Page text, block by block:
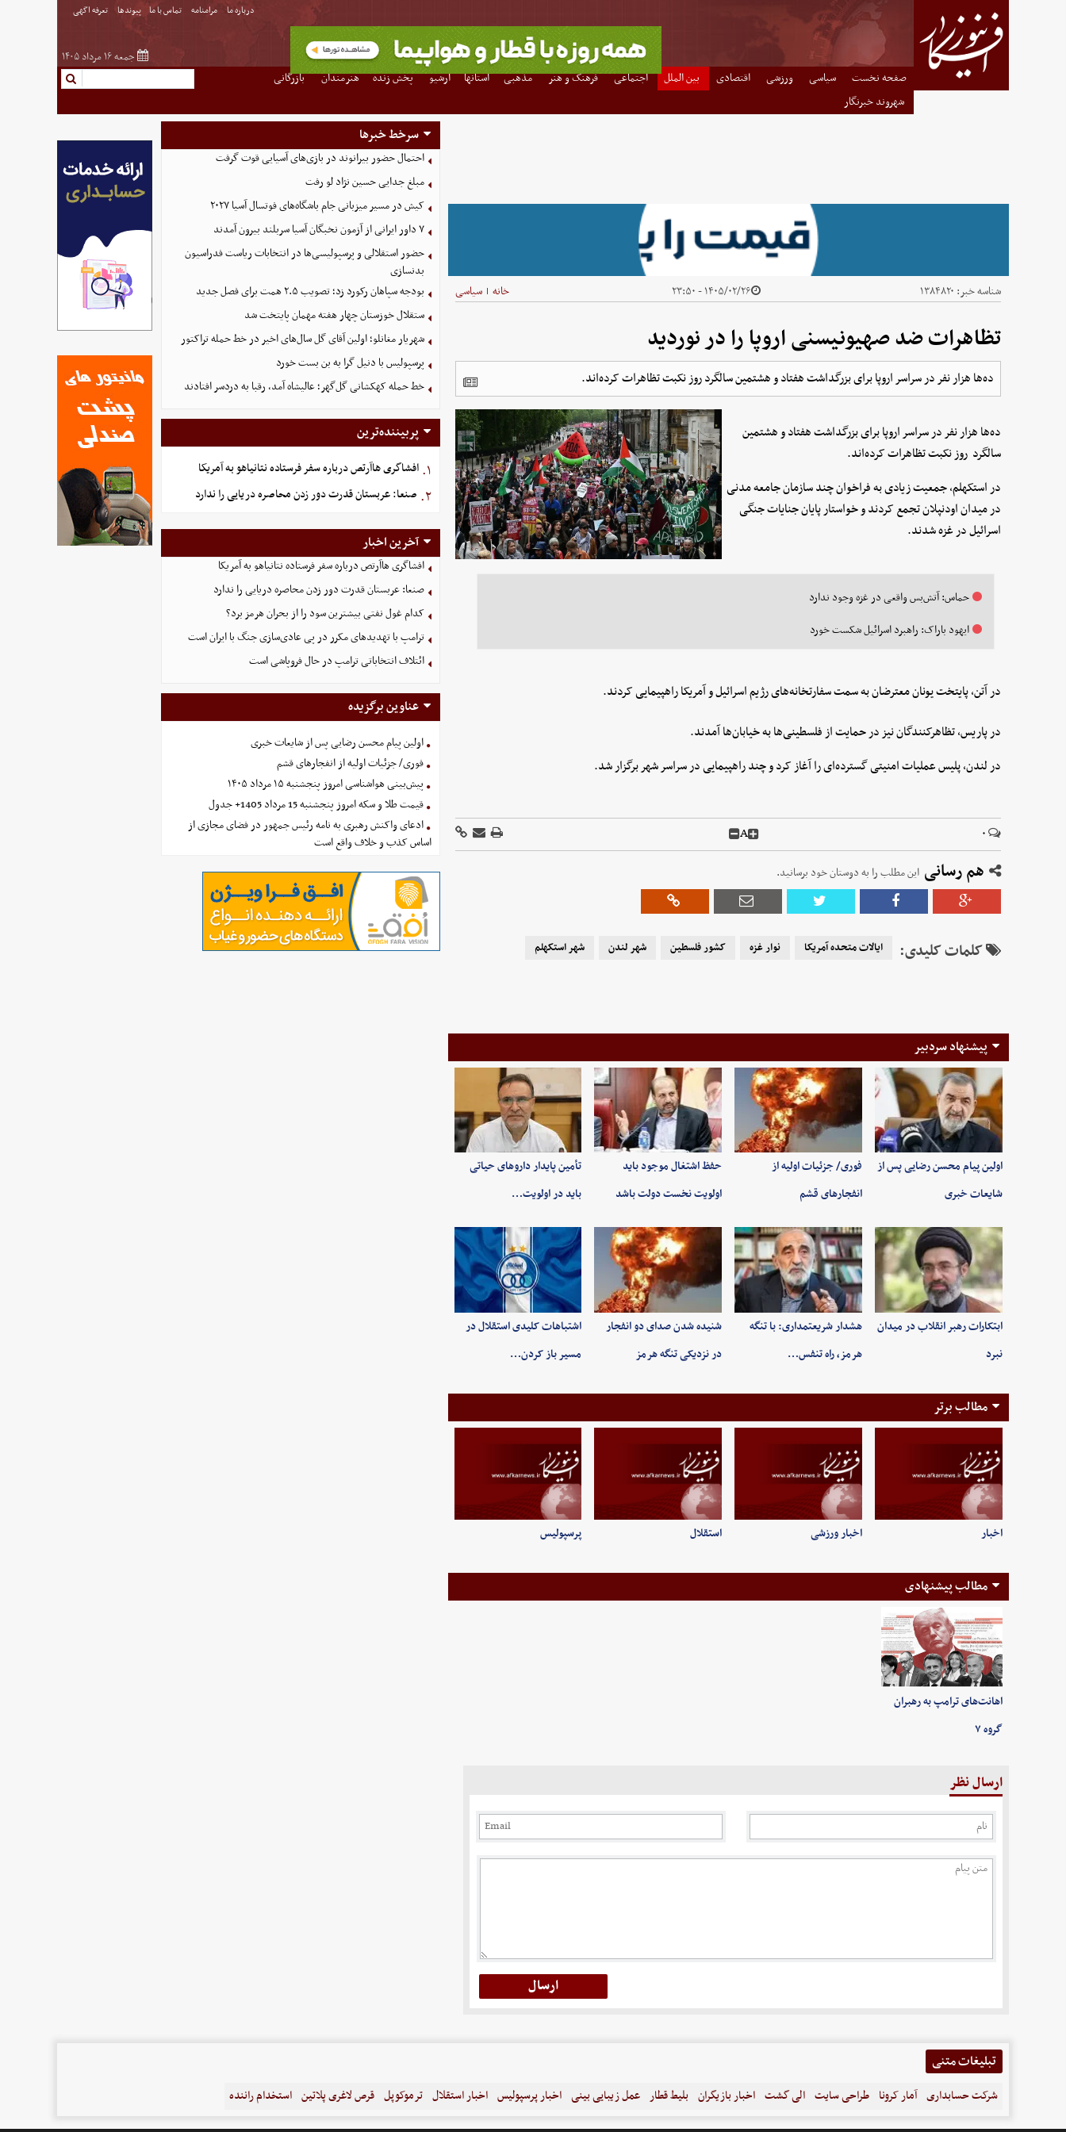
درباره ما مرامنامه تماس با ما پیوندها تعرفه اگهی
جمعه ۱۶ مرداد ۱۴۰۵
صفحه نخست سیاسی ورزشی اقتصادی بین الملل اجتماعی فرهنگ و هنر مذهبی استانها آرشیو پخش زنده هنرمندان
بازرگانی
شهروند خبرنگار
شناسه خبر: ۱۳۸۴۸۲۰ ۱۴۰۵/۰۲/۲۶ - ۲۳:۵۰ خانه | سیاسی
تظاهرات ضد صهیونیسنی اروپا را در نوردید
ده‌ها هزار نفر در سراسر اروپا برای بزرگداشت هفتاد و هشتمین سالگرد روز نکبت تظاهرات کرده‌اند.
ده‌ها هزار نفر در سراسر اروپا برای بزرگداشت هفتاد و هشتمین
سالگرد روز نکبت تظاهرات کرده‌اند.
در استکهلم، جمعیت زیادی به فراخوان چند سازمان جامعه مدنی
در میدان اودنپلان تجمع کردند و خواستار پایان جنایات جنگی
اسرائیل در غزه شدند.
حماس: آتش‌بس واقعی در غزه وجود ندارد
ایهود باراک: راهبرد اسرائیل شکست خورد
در آتن، پایتخت یونان معترضان به سمت سفارتخانه‌های رژیم اسرائیل و آمریکا راهپیمایی کردند.
در پاریس، تظاهرکنندگان نیز در حمایت از فلسطینی‌ها به خیابان‌ها آمدند.
در لندن، پلیس عملیات امنیتی گسترده‌ای را آغاز کرد و چند راهپیمایی در سراسر شهر برگزار شد.
۰ A
هم رسانی این مطلب را به دوستان خود برسانید.
کلمات کلیدی: ایالات متحده آمریکا نوار غزه کشور فلسطین شهر لندن شهر استکهلم
پیشنهاد سردبیر
اولین پیام محسن رضایی پس از
شایعات خبری
فوری/ جزئیات اولیه از
انفجارهای قشم
حفظ اشتغال موجود باید
اولویت نخست دولت باشد
تأمین پایدار داروهای حیاتی
باید در اولویت…
ابتکارات رهبر انقلاب در میدان
نبرد
هشدار شریعتمداری: با تنگه
هرمز، راه تنفس…
شنیده شدن صدای دو انفجار
در نزدیکی تنگه هرمز
اشتباهات کلیدی استقلال در
مسیر باز کردن…
مطالب برتر
اخبار اخبار ورزشی استقلال پرسپولیس
مطالب پیشنهادی
اهانت‌های ترامپ به رهبران
گروه ۷
ارسال نظر
سرخط خبرها
احتمال حضور بیرانوند در بازی‌های آسیایی قوت گرفت
مبلغ جدایی حسین نژاد لو رفت
کیش در مسیر میزبانی جام باشگاه‌های فوتسال آسیا ۲۰۲۷
۷ داور ایرانی از آزمون نخبگان آسیا سربلند بیرون آمدند
حضور استقلالی و پرسپولیسی‌ها در انتخابات ریاست فدراسیون
بدنسازی
بودجه سپاهان رکورد زد؛ تصویب ۲.۵ همت برای فصل جدید
ستقلال خوزستان چهار هفته مهمان پایتخت شد
شهریار مغانلو؛ اولین آقای گل سال‌های اخیر در خط حمله تراکتور
پرسپولیس با دنیل گرا به بن بست خورد
خط حمله کهکشانی گل‌گهر؛ عالیشاه آمد، رقبا به دردسر افتادند
پربیننده‌ترین
۱. افشاگری هاآرتص درباره سفر فرستاده نتانیاهو به آمریکا
۲. صنعا: عربستان قدرت دور زدن محاصره دریایی را ندارد
آخرین اخبار
افشاگری هاآرتص درباره سفر فرستاده نتانیاهو به آمریکا
صنعا: عربستان قدرت دور زدن محاصره دریایی را ندارد
کدام غول نفتی بیشترین سود را از بحران هرمز برد؟
ترامپ با تهدیدهای مکرر در پی عادی‌سازی جنگ با ایران است
ائتلاف انتخاباتی ترامپ در حال فروپاشی است
عناوین برگزیده
اولین پیام محسن رضایی پس از شایعات خبری
فوری/ جزئیات اولیه از انفجارهای قشم
پیش‌بینی هواشناسی امروز پنجشنبه ۱۵ مرداد ۱۴۰۵
قیمت طلا و سکه امروز پنجشنبه 15 مرداد 1405+ جدول
ادعای واکنش رهبری به نامه رئیس جمهور در فضای مجازی از
اساس کذب و خلاف واقع است
تبلیغات متنی
شرکت حسابداری آمار کرونا طراحی سایت الی گشت اخبار بازیگران بلیط قطار عمل زیبایی بینی اخبار پرسپولیس اخبار استقلال ترموکوپل قرص لاغری پلاتین استخدام راننده